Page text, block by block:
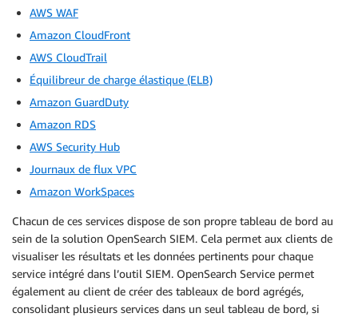
AWS WAF
Amazon CloudFront
AWS CloudTrail
Équilibreur de charge élastique (ELB)
Amazon GuardDuty
Amazon RDS
AWS Security Hub
Journaux de flux VPC
Amazon WorkSpaces
Chacun de ces services dispose de son propre tableau de bord au
sein de la solution OpenSearch SIEM. Cela permet aux clients de
visualiser les résultats et les données pertinents pour chaque
service intégré dans l’outil SIEM. OpenSearch Service permet
également au client de créer des tableaux de bord agrégés,
consolidant plusieurs services dans un seul tableau de bord, si